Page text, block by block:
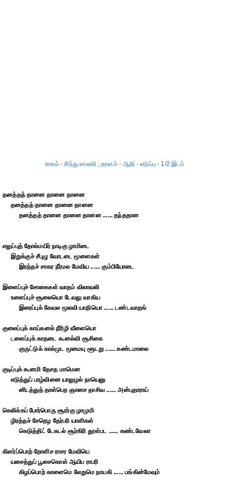
ராகம் - சிந்து பைரவி ; தாளம் - ஆதி - எடுப்பு - 1/2 இடம்
தனத்தத் தானன தானன தானன
தனத்தத் தானன தானன தானன
தனத்தத் தானன தானன தானன ...... தந்ததான
எலுப்புத் தோல்மயிர் நாடிகு ழாமிடை
இறுக்குச் சீபுழு வோடடை மூளைகள்
இரத்தச் சாகர நீர்மல மேவிய ...... கும்பியோடை
இளைப்புச் சோகைகள் வாதம் விலாவலி
உளைப்புச் சூலையொ டேவலு வாகிய
இரைப்புக் கேவல மூலவி யாதியொ ...... டண்டவாதங்
குலைப்புக் காய்கனல் நீரிழி வீளையொ
டளைப்புக் காதடை கூனல்வி சூசிகை
குருட்டுக் கால்முட மூமையு ளூடறு ...... கண்டமாலை
குடிப்புக் கூனமி தேசத மாமென
எடுத்துப் பாழ்வினை யாலுழல் நாயெனு
னிடத்துத் தாள்பெற ஞானச தாசிவ ...... அன்புதாராய்
கெலிக்கப் போர்பொரு சூரர்கு ழாமுமி
ழிரத்தச் சேறெழ தேர்பரி யாளிகள்
கெடுத்திட் டேகடல் சூர்கிரி தூள்பட ...... கண்டவேலா
கிளர்ப்பொற் றோளிச ராசர மேவியெ
யசைத்துப் பூசைகொள் ஆயிப ராபரி
கிழப்பொற் காளைமெ லேறுமெ நாயகி ...... பங்கின்மேவும்